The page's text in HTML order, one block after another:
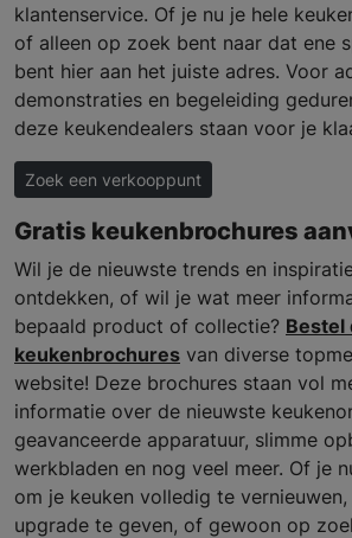
klantenservice. Of je nu je hele
of alleen op zoek bent naar dat ene
bent hier aan het juiste adres. Voor
demonstraties en begeleiding
deze keukendealers staan voor je
Zoek een verkooppunt
Gratis keukenbrochures
Wil je de nieuwste trends en
ontdekken, of wil je wat meer
bepaald product of collectie? Bestel
keukenbrochures van diverse
website! Deze brochures staan vol
informatie over de nieuwste
geavanceerde apparatuur, slimme
werkbladen en nog veel meer. Of je
om je keuken volledig te
upgrade te geven, of gewoon op